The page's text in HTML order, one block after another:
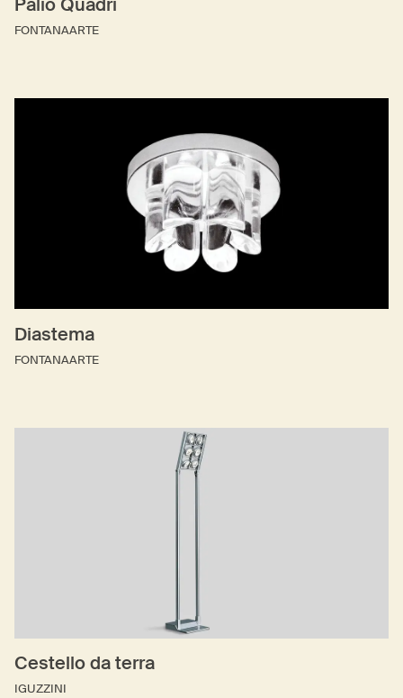
FONTANAARTE
Diastema
FONTANAARTE
Cestello da terra
IGUZZINI